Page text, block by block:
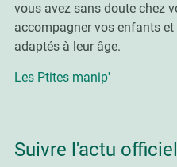
vous avez sans doute chez
accompagner vos enfants
adaptés à leur âge.
Les Ptites manip'
Suivre l'actu